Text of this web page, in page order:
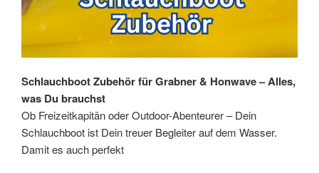
Schlauchboot Zubehör für Grabner & Honwave – Alles,
was Du brauchst
Ob Freizeitkapitän oder Outdoor-Abenteurer – Dein
Schlauchboot ist Dein treuer Begleiter auf dem Wasser.
Damit es auch perfekt